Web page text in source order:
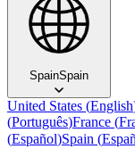
SpainSpain
United States (English
(Português)France (
(Español)Spain (